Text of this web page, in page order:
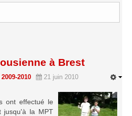
à Brest
2010 21 juin 2010
ont effectué le
jusqu'à la MPT